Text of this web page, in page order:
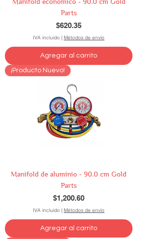
Parts
Precio
$620.35
IVA incluido | Métodos de envío
Agregar al carrito
¡Producto Nuevo!
Manifold de aluminio - 90.0 cm Gold
Parts
Precio
$1,200.60
IVA incluido | Métodos de envío
Agregar al carrito